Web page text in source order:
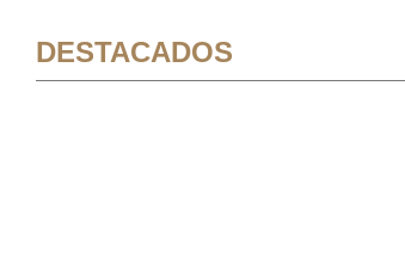
DESTACADOS